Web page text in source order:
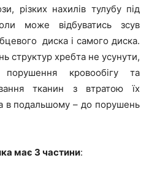
різких нахилів тулубу під
може відбуватись зсув
диска і самого диска.
структур хребта не усунути,
кровообігу та
тканин з втратою їх
в подальшому – до порушень
має 3 частини: